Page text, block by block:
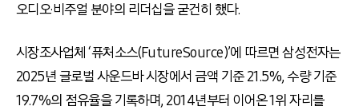
오디오·비주얼 분야의 리더십을 굳건히 했다.
시장조사업체 ‘퓨처소스(FutureSource)’에 따르면 삼성전자는
2025년 글로벌 사운드바 시장에서 금액 기준 21.5%, 수량 기준
19.7%의 점유율을 기록하며, 2014년부터 이어온 1위 자리를